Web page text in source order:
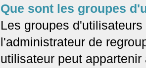
Que sont les groupes
Les groupes
l'administrateur de
utilisateur peut